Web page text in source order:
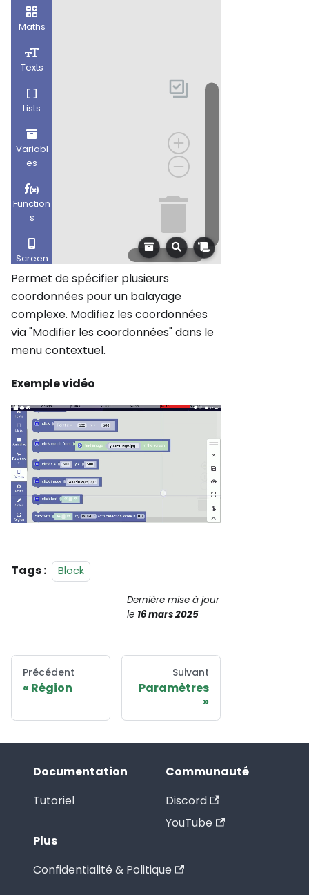
Permet de spécifier plusieurs
coordonnées pour un balayage
complexe. Modifiez les coordonnées
via "Modifier les coordonnées" dans le
menu contextuel.
Exemple vidéo
Tags : Block
Dernière mise à jour
le 16 mars 2025
Précédent
Région
Suivant
Paramètres
Documentation
Tutoriel
Communauté
Discord
YouTube
Plus
Confidentialité & Politique